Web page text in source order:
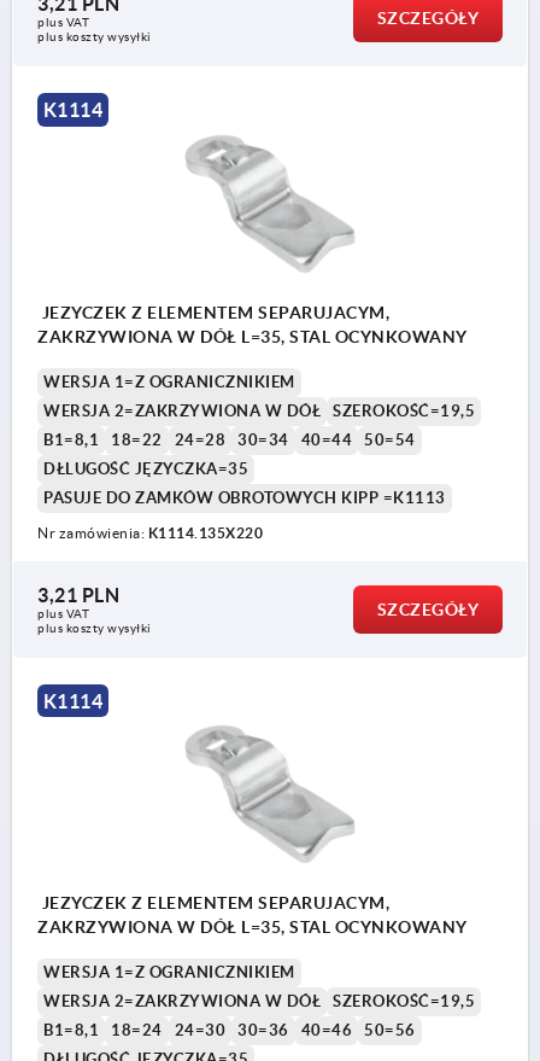
plus VAT
plus koszty wysyłki
SZCZEGÓŁY
K1114
JEZYCZEK Z ELEMENTEM SEPARUJACYM,
ZAKRZYWIONA W DÓŁ L=35, STAL OCYNKOWANY
WERSJA 1=Z OGRANICZNIKIEM
WERSJA 2=ZAKRZYWIONA W DÓŁ
SZEROKOŚĆ=19,5
B1=8,1
18=22 24=28 30=34 40=44
50=54
DŁLUGOŚĆ JĘZYCZKA=35
PASUJE DO ZAMKÓW OBROTOWYCH KIPP =K1113
Nr zamówienia: K1114.135X220
3,21 PLN
plus VAT
plus koszty wysyłki
SZCZEGÓŁY
K1114
JEZYCZEK Z ELEMENTEM SEPARUJACYM,
ZAKRZYWIONA W DÓŁ L=35, STAL OCYNKOWANY
WERSJA 1=Z OGRANICZNIKIEM
WERSJA 2=ZAKRZYWIONA W DÓŁ
SZEROKOŚĆ=19,5
B1=8,1
18=24 24=30 30=36 40=46
50=56